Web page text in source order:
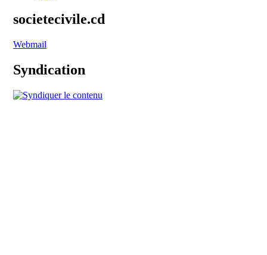
societecivile.cd
Webmail
Syndication